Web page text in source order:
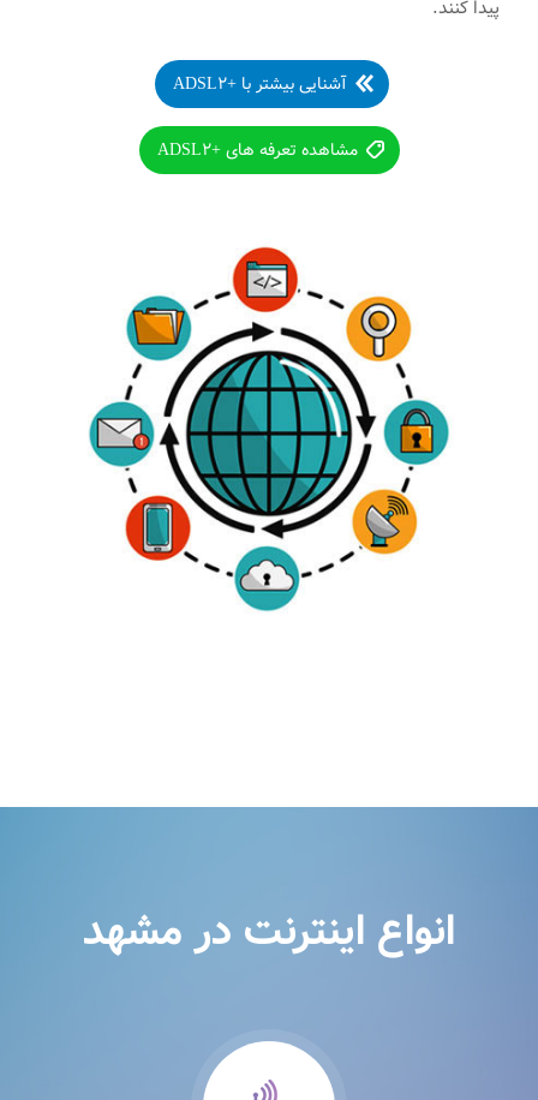
پيدا كنند.
آشنایی بیشتر با +ADSL۲
مشاهده تعرفه های +ADSL۲
انواع اینترنت در مشهد